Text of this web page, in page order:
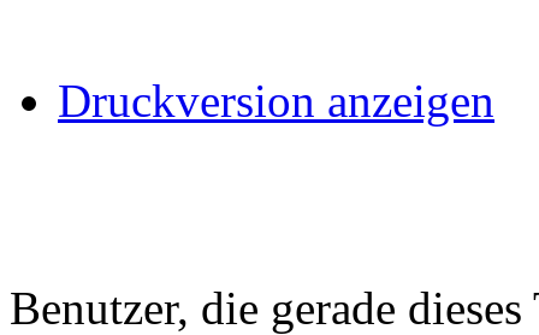
Druckversion anzeigen
Benutzer, die gerade